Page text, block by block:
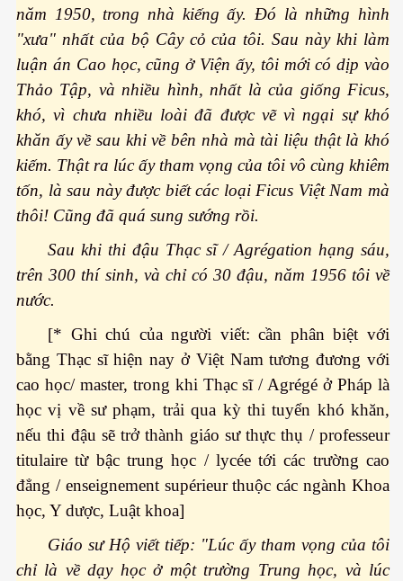
năm 1950, trong nhà kiếng ấy. Đó là những hình
"xưa" nhất của bộ Cây cỏ của tôi. Sau này khi làm
luận án Cao học, cũng ở Viện ấy, tôi mới có dịp vào
Thảo Tập, và nhiều hình, nhất là của giống Ficus,
khó, vì chưa nhiều loài đã được vẽ vì ngại sự khó
khăn ấy về sau khi về bên nhà mà tài liệu thật là khó
kiếm. Thật ra lúc ấy tham vọng của tôi vô cùng khiêm
tốn, là sau này được biết các loại Ficus Việt Nam mà
thôi! Cũng đã quá sung sướng rồi.
Sau khi thi đậu Thạc sĩ / Agrégation hạng sáu,
trên 300 thí sinh, và chỉ có 30 đậu, năm 1956 tôi về
nước.
[* Ghi chú của người viết: cần phân biệt với
bằng Thạc sĩ hiện nay ở Việt Nam tương đương với
cao học/ master, trong khi Thạc sĩ / Agrégé ở Pháp là
học vị về sư phạm, trải qua kỳ thi tuyển khó khăn,
nếu thi đậu sẽ trở thành giáo sư thực thụ / professeur
titulaire từ bậc trung học / lycée tới các trường cao
đẳng / enseignement supérieur thuộc các ngành Khoa
học, Y dược, Luật khoa]
Giáo sư Hộ viết tiếp: "Lúc ấy tham vọng của tôi
chỉ là về dạy học ở một trường Trung học, và lúc
ở Hoa Kỳ năm 2015